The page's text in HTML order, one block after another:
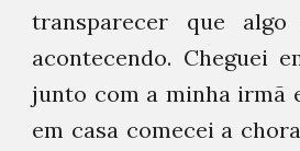
transparecer que algo
acontecendo. Cheguei
junto com a minha irmã
em casa comecei a